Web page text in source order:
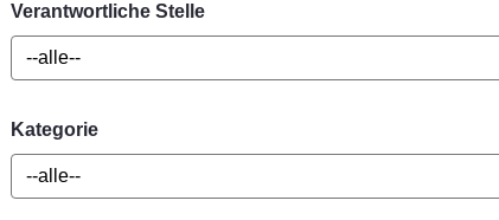
Verantwortliche Stelle
Kategorie